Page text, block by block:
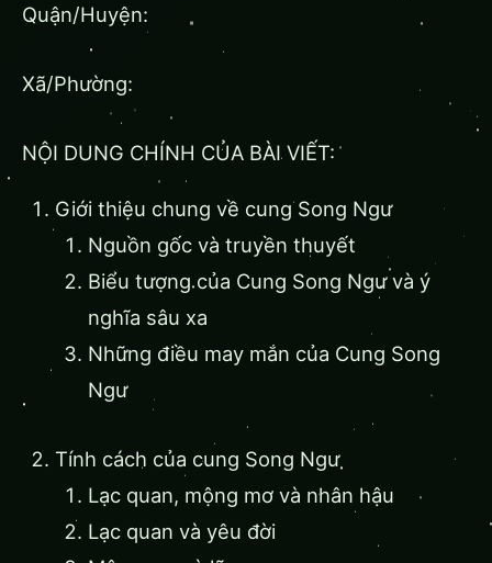
Quận/Huyện:
Xã/Phường:
NỘI DUNG CHÍNH CỦA BÀI VIẾT:
Giới thiệu chung về cung Song Ngư
Nguồn gốc và truyền thuyết
Biểu tượng của Cung Song Ngư và ý
nghĩa sâu xa
Những điều may mắn của Cung Song
Ngư
Tính cách của cung Song Ngư
Lạc quan, mộng mơ và nhân hậu
Lạc quan và yêu đời